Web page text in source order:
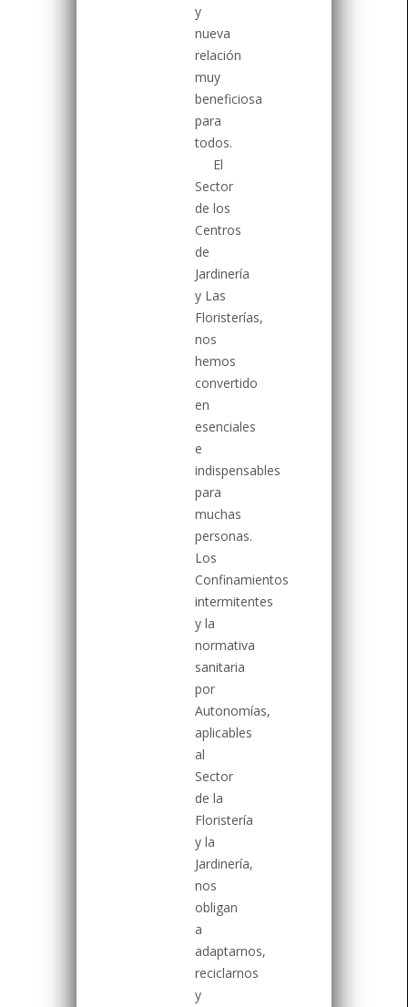
y
nueva
relación
muy
beneficiosa
para
todos.
El
Sector
de los
Centros
de
Jardinería
y Las
Floristerías,
nos
hemos
convertido
en
esenciales
e
indispensables
para
muchas
personas.
Los
Confinamientos
intermitentes
y la
normativa
sanitaria
por
Autonomías,
aplicables
al
Sector
de la
Floristería
y la
Jardinería,
nos
obligan
a
adaptarnos,
reciclarnos
y